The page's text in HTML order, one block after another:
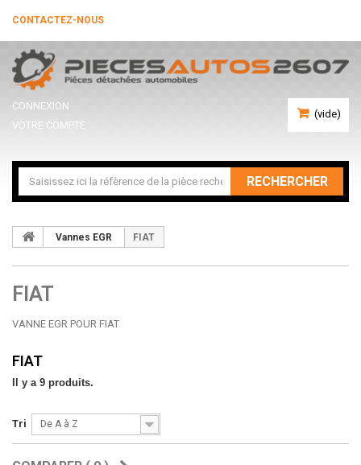
CONTACTEZ-NOUS
(vide)
CONNEXION
VOTRE COMPTE
RECHERCHER
Vannes EGR FIAT
FIAT
VANNE EGR POUR FIAT
FIAT
Il y a 9 produits.
Tri De A à Z